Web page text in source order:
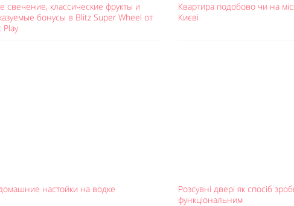
свечение, классические фрукты и
бонусы в Blitz Super Wheel от
Play
Квартира подобово чи на
Києві
настойки на водке
Розсувні двері як спосіб
функціональним